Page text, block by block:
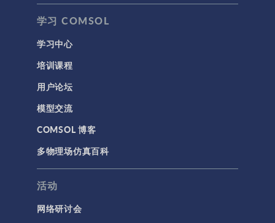
学习 COMSOL
学习中心
培训课程
用户论坛
模型交流
COMSOL 博客
多物理场仿真百科
活动
网络研讨会